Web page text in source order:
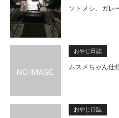
ソトメシ、ガレ
おやじ日誌
ムスメちゃん仕
おやじ日誌